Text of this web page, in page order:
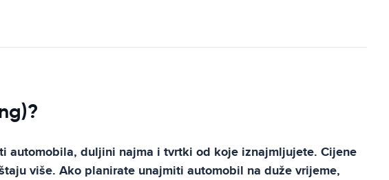
automobila, duljini najma i tvrtki od koje iznajmljujete. Cijene
više. Ako planirate unajmiti automobil na duže vrijeme,